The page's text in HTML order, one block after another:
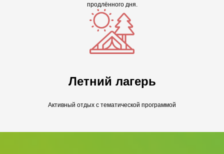
продлённого дня.
Летний лагерь
Активный отдых с тематической программой